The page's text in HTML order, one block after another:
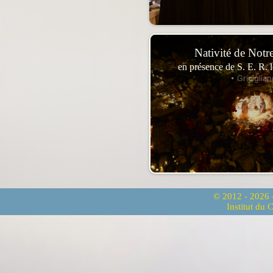
Nativité de
en présence de S. E. R.
•
© 2012 -
Institut du